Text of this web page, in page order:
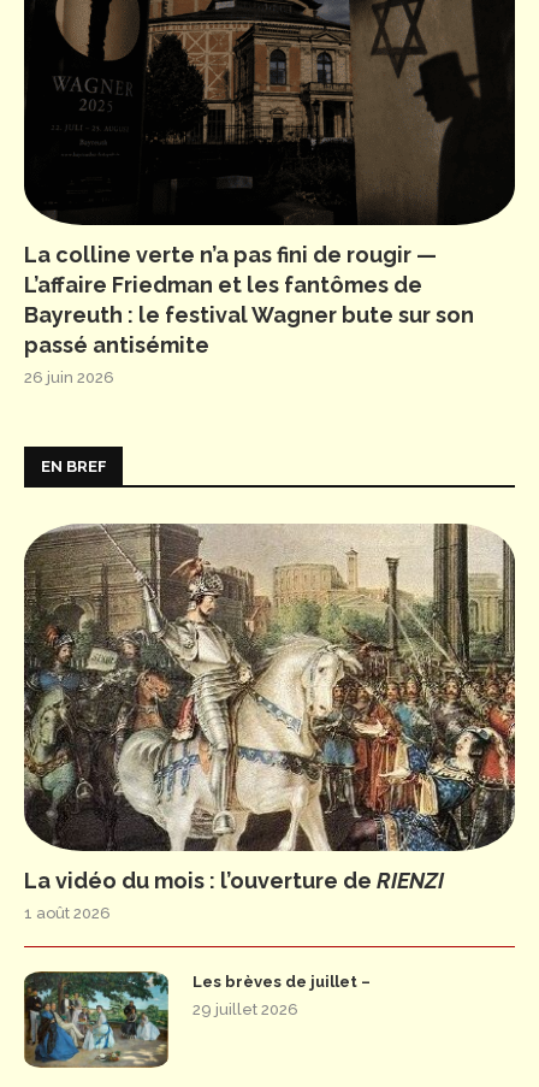
La colline verte n’a pas fini de rougir —
L’affaire Friedman et les fantômes de
Bayreuth : le festival Wagner bute sur son
passé antisémite
26 juin 2026
EN BREF
La vidéo du mois : l’ouverture de RIENZI
1 août 2026
Les brèves de juillet –
29 juillet 2026